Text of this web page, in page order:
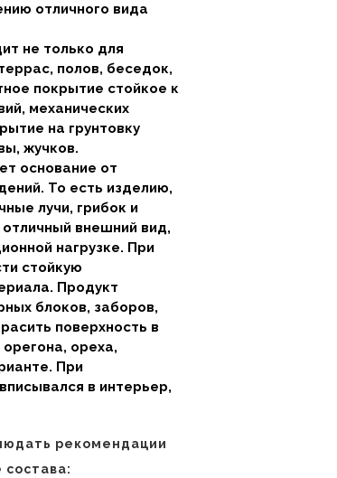
отличного вида
не только для
полов, беседок,
покрытие стойкое к
механических
на грунтовку
жучков.
основание от
То есть изделию,
лучи, грибок и
внешний вид,
нагрузке. При
стойкую
Продукт
блоков, заборов,
поверхность в
ореха,
При
в интерьер,
рекомендации